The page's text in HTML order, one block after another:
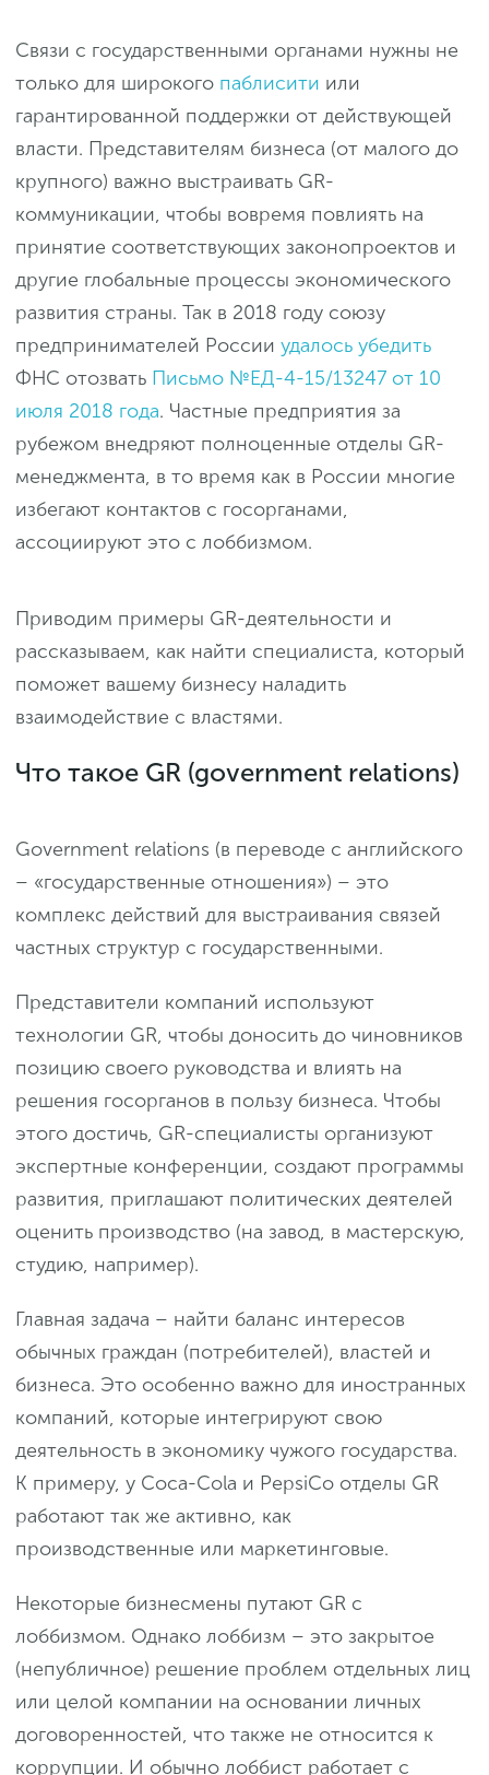
Связи с государственными органами нужны не
только для широкого паблисити или
гарантированной поддержки от действующей
власти. Представителям бизнеса (от малого до
крупного) важно выстраивать GR-
коммуникации, чтобы вовремя повлиять на
принятие соответствующих законопроектов и
другие глобальные процессы экономического
развития страны. Так в 2018 году союзу
предпринимателей России удалось убедить
ФНС отозвать Письмо №ЕД-4-15/13247 от 10
июля 2018 года. Частные предприятия за
рубежом внедряют полноценные отделы GR-
менеджмента, в то время как в России многие
избегают контактов с госорганами,
ассоциируют это с лоббизмом.
Приводим примеры GR-деятельности и
рассказываем, как найти специалиста, который
поможет вашему бизнесу наладить
взаимодействие с властями.
Что такое GR (government relations)
Government relations (в переводе с английского
– «государственные отношения») – это
комплекс действий для выстраивания связей
частных структур с государственными.
Представители компаний используют
технологии GR, чтобы доносить до чиновников
позицию своего руководства и влиять на
решения госорганов в пользу бизнеса. Чтобы
этого достичь, GR-специалисты организуют
экспертные конференции, создают программы
развития, приглашают политических деятелей
оценить производство (на завод, в мастерскую,
студию, например).
Главная задача – найти баланс интересов
обычных граждан (потребителей), властей и
бизнеса. Это особенно важно для иностранных
компаний, которые интегрируют свою
деятельность в экономику чужого государства.
К примеру, у Coca-Cola и PepsiCo отделы GR
работают так же активно, как
производственные или маркетинговые.
Некоторые бизнесмены путают GR с
лоббизмом. Однако лоббизм – это закрытое
(непубличное) решение проблем отдельных лиц
или целой компании на основании личных
договоренностей, что также не относится к
коррупции. И обычно лоббист работает с